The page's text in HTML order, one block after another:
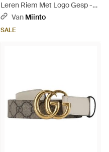
Leren Riem Met Logo Gesp -
Blauw
Van Miinto
SALE